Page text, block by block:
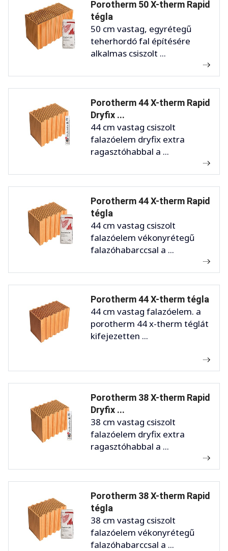
Porotherm 50 X-therm Rapid
tégla
50 cm vastag, egyrétegű
teherhordó fal építésére
alkalmas csiszolt ...
Porotherm 44 X-therm Rapid
Dryfix ...
44 cm vastag csiszolt
falazóelem dryfix extra
ragasztóhabbal a ...
Porotherm 44 X-therm Rapid
tégla
44 cm vastag csiszolt
falazóelem vékonyrétegű
falazóhabarccsal a ...
Porotherm 44 X-therm tégla
44 cm vastag falazóelem. a
porotherm 44 x-therm téglát
kifejezetten ...
Porotherm 38 X-therm Rapid
Dryfix ...
38 cm vastag csiszolt
falazóelem dryfix extra
ragasztóhabbal a ...
Porotherm 38 X-therm Rapid
tégla
38 cm vastag csiszolt
falazóelem vékonyrétegű
falazóhabarccsal a ...